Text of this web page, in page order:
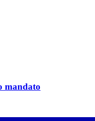
mandato